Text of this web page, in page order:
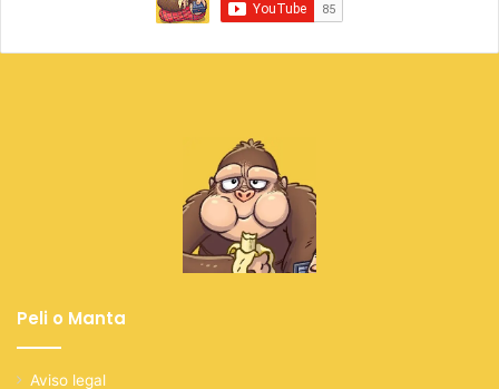
Peli o Manta
Aviso legal